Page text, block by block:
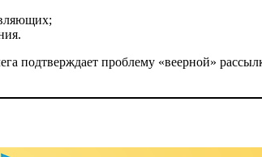
подтверждает проблему «веерной»